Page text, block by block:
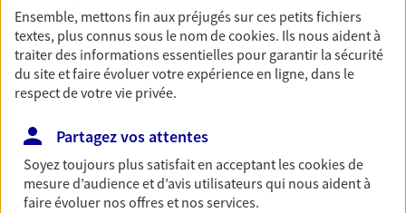
Découvrir les offres Épargne
Retraite
votre vie avec les conseils d'un expert. Découvrez
notre solution PER (Plan Epargne Retraite)
spécialement conçue pour la retraite.
Découvrir l'offre Retraite
Ensemble, mettons fin aux préjugés sur ces petits fichiers
textes, plus connus sous le nom decookies. Ils nous aident à
traiter des informations essentielles pour garantir la sécurité
du site et faire évoluer votre expérience en ligne, dans le
respect de votre vie privée.
Partagez vos attentes
Soyez toujours plus satisfait en acceptant lescookiesde
mesure d’audience et d’avis utilisateurs qui nous aident à
faire évoluer nos offres et nos services.